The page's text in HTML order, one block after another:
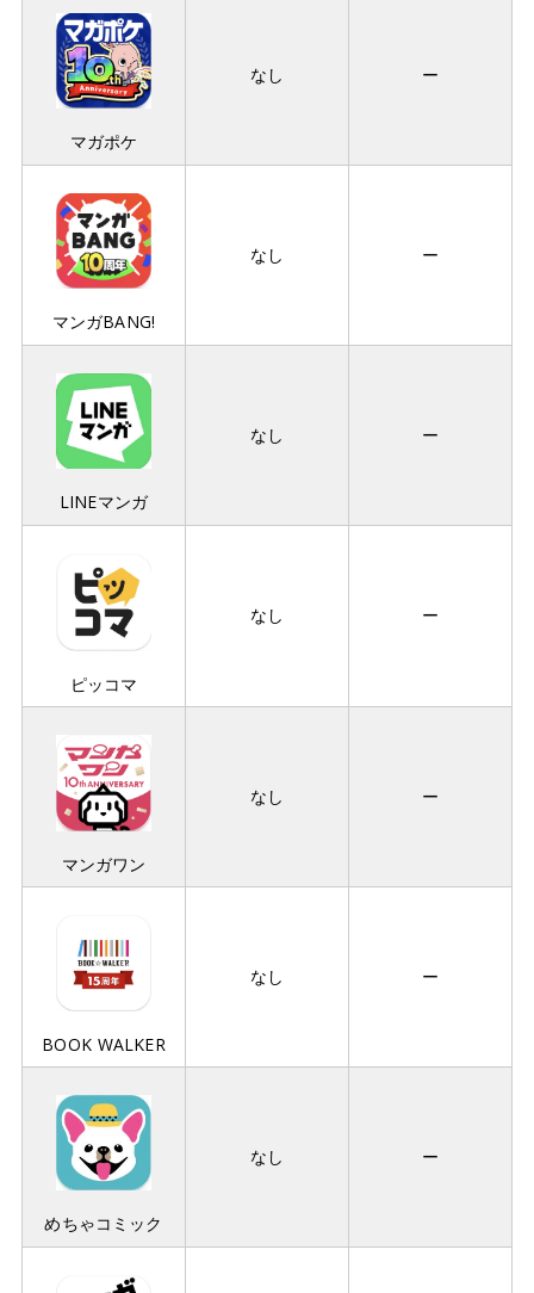
マガポケ
なし ー
マンガBANG!
なし ー
LINEマンガ
なし ー
ピッコマ
なし ー
マンガワン
なし ー
BOOK WALKER
なし ー
めちゃコミック
なし ー